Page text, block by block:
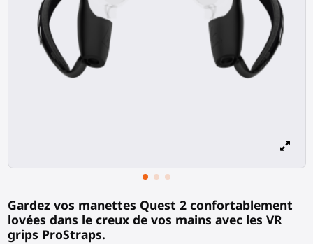
Gardez vos manettes Quest 2 confortablement
lovées dans le creux de vos mains avec les VR
grips ProStraps.